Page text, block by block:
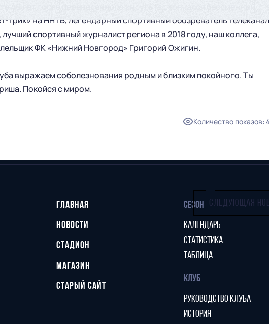
трик» на ННТВ, легендарный спортивный обозреватель
спортивный журналист региона в 2018 году, наш коллега,
ФК «Нижний Новгород» Григорий Ожигин.
выражаем соболезнования родным и близким покойного. Ты
Покойся с миром.
Количество показов:
СЛЕДУЮЩАЯ
ГЛАВНАЯ
НОВОСТИ
СТАДИОН
МАГАЗИН
СТАРЫЙ САЙТ
СЕЗОН
КАЛЕНДАРЬ
СТАТИСТИКА
ТАБЛИЦА
КЛУБ
РУКОВОДСТВО КЛУБА
ИСТОРИЯ